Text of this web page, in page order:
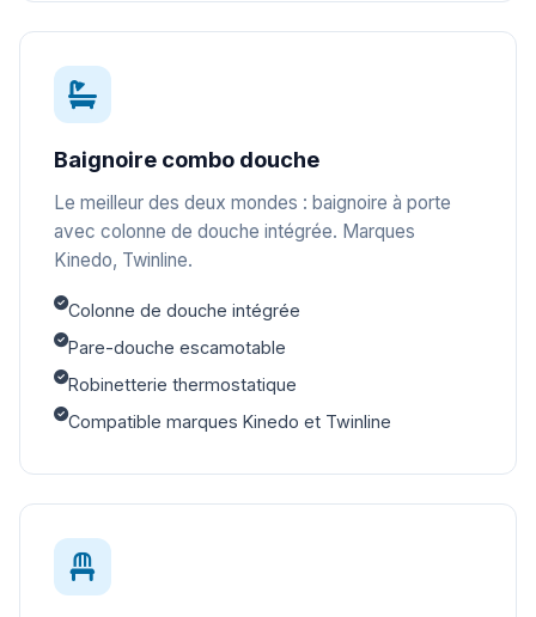
Baignoire combo douche
Le meilleur des deux mondes : baignoire à porte
avec colonne de douche intégrée. Marques
Kinedo, Twinline.
Colonne de douche intégrée
Pare-douche escamotable
Robinetterie thermostatique
Compatible marques Kinedo et Twinline